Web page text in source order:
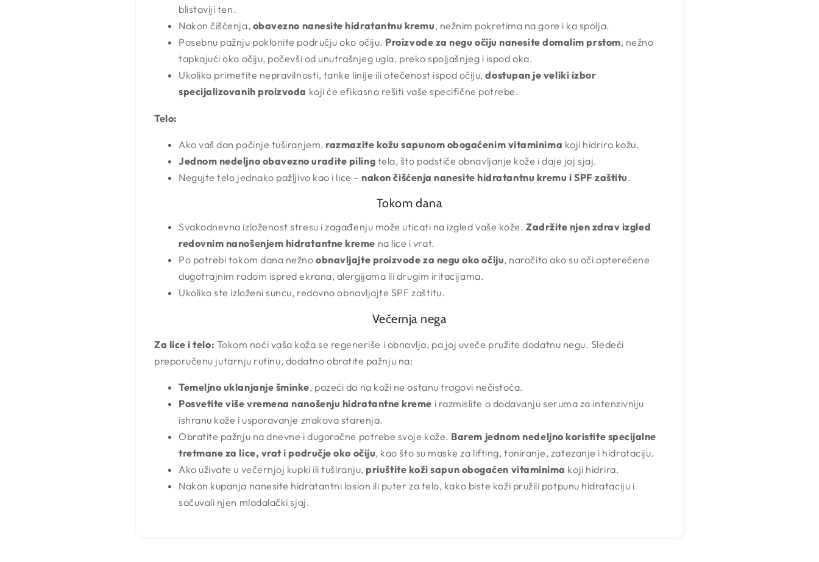
blistaviji ten.
Nakon čišćenja, obavezno nanesite hidratantnu kremu, nežnim pokretima na gore i ka spolja.
Posebnu pažnju poklonite području oko očiju. Proizvode za negu očiju nanesite domalim prstom, nežno
tapkajući oko očiju, počevši od unutrašnjeg ugla, preko spoljašnjeg i ispod oka.
Ukoliko primetite nepravilnosti, tanke linije ili otečenost ispod očiju,dostupan je veliki izbor
specijalizovanih proizvoda koji će efikasno rešiti vaše specifične potrebe.
Telo:
Ako vaš dan počinje tuširanjem, razmazite kožu sapunom obogaćenim vitaminima koji hidrira kožu.
Jednom nedeljno obavezno uradite piling tela, što podstiče obnavljanje kože i daje joj sjaj.
Negujte telo jednako pažljivo kao i lice – nakon čišćenja nanesite hidratantnu kremu i SPF zaštitu.
Tokom dana
Svakodnevna izloženost stresu i zagađenju može uticati na izgled vaše kože.Zadržite njen zdrav izgled
redovnim nanošenjem hidratantne kreme na lice i vrat.
Po potrebi tokom dana nežnoobnavljajte proizvode za negu oko očiju, naročito ako su oči opterećene
dugotrajnim radom ispred ekrana, alergijama ili drugim iritacijama.
Ukoliko ste izloženi suncu, redovno obnavljajte SPF zaštitu.
Večernja nega
Za lice i telo: Tokom noći vaša koža se regeneriše i obnavlja, pa joj uveče pružite dodatnu negu. Sledeći
preporučenu jutarnju rutinu, dodatno obratite pažnju na:
Temeljno uklanjanje šminke, pazeći da na koži ne ostanu tragovi nečistoća.
Posvetite više vremena nanošenju hidratantne kreme i razmislite o dodavanju seruma za intenzivniju
ishranu kože i usporavanje znakova starenja.
Obratite pažnju na dnevne i dugoročne potrebe svoje kože. Barem jednom nedeljno koristite specijalne
tretmane za lice, vrat i područje oko očiju, kao što su maske za lifting, toniranje, zatezanje i hidrataciju.
Ako uživate u večernjoj kupki ili tuširanju, priuštite koži sapun obogaćen vitaminima koji hidrira.
Nakon kupanja nanesite hidratantni losion ili puter za telo, kako biste koži pružili potpunu hidrataciju i
sačuvali njen mladalački sjaj.